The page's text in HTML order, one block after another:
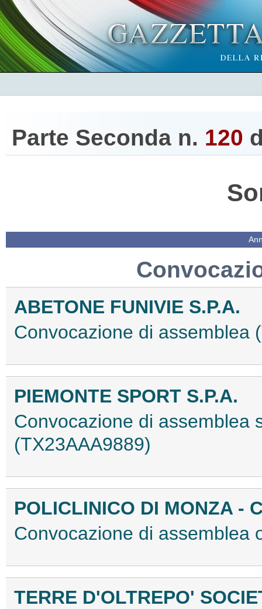
Parte Seconda n. 120
ABETONE FUNIVIE S.P.A.
Convocazione di assemblea
PIEMONTE SPORT S.P.A.
Convocazione di assemblea
(TX23AAA9889)
POLICLINICO DI MONZA -
Convocazione di assemblea
TERRE D'OLTREPO'